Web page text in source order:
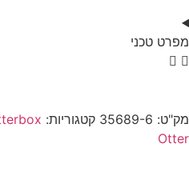
מפרט טכני
מק"ט: 35689-6 קטגוריות:
Otter